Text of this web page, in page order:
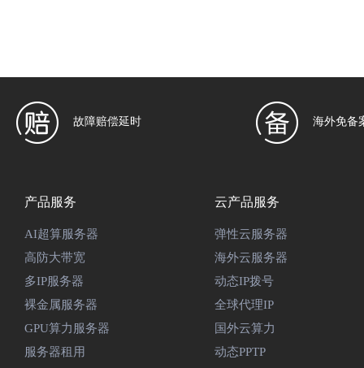
故障赔偿延时 海外免备
产品服务
AI超算服务器
高防大带宽
多IP服务器
裸金属服务器
GPU算力服务器
服务器租用
云产品服务
弹性云服务器
海外云服务器
动态IP拨号
全球代理IP
国外云算力
动态PPTP